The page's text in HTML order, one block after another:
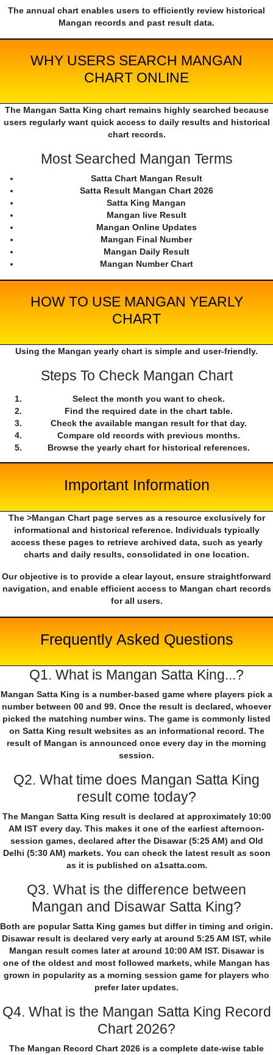
The annual chart enables users to efficiently review historical
Mangan records and past result data.
WHY USERS SEARCH MANGAN
CHART ONLINE
The Mangan Satta King chart remains highly searched because
users regularly want quick access to daily results and historical
chart records.
Most Searched Mangan Terms
Satta Chart Mangan Result
Satta Result Mangan Chart 2026
Satta King Mangan
Mangan live Result
Mangan Online Updates
Mangan Final Number
Mangan Daily Result
Mangan Number Chart
HOW TO USE MANGAN YEARLY
CHART
Using the Mangan yearly chart is simple and user-friendly.
Steps To Check Mangan Chart
Select the month you want to check.
Find the required date in the chart table.
Check the available mangan result for that day.
Compare old records with previous months.
Browse the yearly chart for historical references.
Important Information
The >Mangan Chart page serves as a resource exclusively for
informational and historical reference. Individuals typically
access these pages to retrieve archived data, such as yearly
charts and daily results, consolidated in one location.
Our objective is to provide a clear layout, ensure straightforward
navigation, and enable efficient access to Mangan chart records
for all users.
Frequently Asked Questions
Q1. What is Mangan Satta King...?
Mangan Satta King is a number-based game where players pick a
number between 00 and 99. Once the result is declared, whoever
picked the matching number wins. The game is commonly listed
on Satta King result websites as an informational record. The
result of Mangan is announced once every day in the morning
session.
Q2. What time does Mangan Satta King
result come today?
The Mangan Satta King result is declared at approximately 10:00
AM IST every day. This makes it one of the earliest afternoon-
session games, declared after the Disawar (5:25 AM) and Old
Delhi (5:30 AM) markets. You can check the latest result as soon
as it is published on a1satta.com.
Q3. What is the difference between
Mangan and Disawar Satta King?
Both are popular Satta King games but differ in timing and origin.
Disawar result is declared very early at around 5:25 AM IST, while
Mangan result comes later at around 10:00 AM IST. Disawar is
one of the oldest and most followed markets, while Mangan has
grown in popularity as a morning session game for players who
prefer later updates.
Q4. What is the Mangan Satta King Record
Chart 2026?
The Mangan Record Chart 2026 is a complete date-wise table